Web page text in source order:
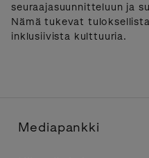
seuraajasuunnitteluun ja
Nämä tukevat
inklusiivista kulttuuria.
Mediapankki